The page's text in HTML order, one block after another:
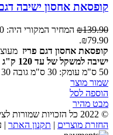
קופסאת אחסון ישיבה
₪139.90 המחיר המקורי היה: ₪139.90.
₪79.90.
קופסאת אחסון דגם פריז
ישיבה למשקל של עד 120 ק"ג !! מתאים למבוגר +ילד!!
50 ס"מ עומק: 30 ס"מ גובה 30 ס"מ
שמור מוצר
הוספה לסל
מבט מהיר
© 2022 כל הזכויות שמורות לציטרין גרופ בע״מ |
החזרת מוצרים | תקנון האתר |